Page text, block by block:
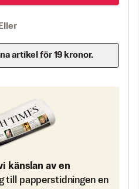
Eller
artikel för 19 kronor.
känslan av en
till papperstidningen en